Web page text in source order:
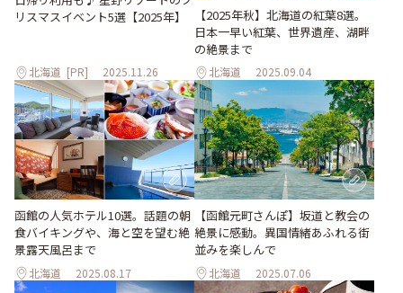
リスマスイベント5選【2025年】
北海道 [PR] 2025.11.26
【2025年秋】北海道の紅葉8選。
日本一早い紅葉、世界遺産、湖畔
の絶景まで
北海道 2025.09.04
函館の人気ホテル10選。話題の朝
食バイキングや、海と空を望む絶
景露天風呂まで
北海道 2025.08.17
【函館元町さんぽ】坂道と教会の
絶景に感動。異国情緒あふれる街
並みを楽しんで
北海道 2025.07.06